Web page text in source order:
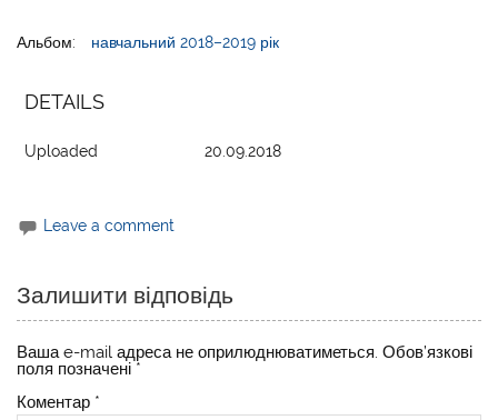
Альбом: навчальний 2018–2019 рік
DETAILS
Uploaded 20.09.2018
Leave a comment
Залишити відповідь
Ваша e-mail адреса не оприлюднюватиметься. Обов’язкові
поля позначені *
Коментар *